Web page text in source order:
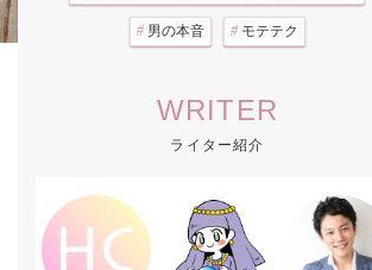
# 男の本音 # モテテク
WRITER
ライター紹介